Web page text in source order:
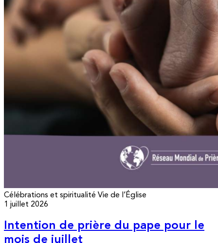
Célébrations et spiritualité Vie de l’Église
1 juillet 2026
Intention de prière du pape pour le
mois de juillet